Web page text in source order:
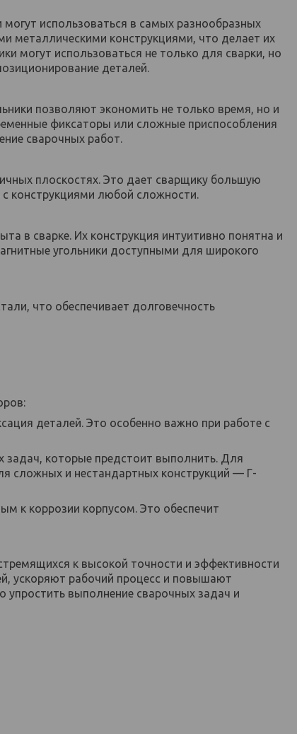
использоваться в самых разнообразных
металлическими конструкциями, что делает их
могут использоваться не только для сварки, но
деталей.
позволяют экономить не только время, но и
фиксаторы или сложные приспособления
сварочных работ.
плоскостях. Это дает сварщику большую
конструкциями любой сложности.
в сварке. Их конструкция интуитивно понятна и
угольники доступными для широкого
что обеспечивает долговечность
деталей. Это особенно важно при работе с
задач, которые предстоит выполнить. Для
сложных и нестандартных конструкций — Г-
к коррозии корпусом. Это обеспечит
к высокой точности и эффективности
ускоряют рабочий процесс и повышают
упростить выполнение сварочных задач и